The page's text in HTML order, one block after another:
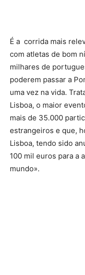
É a corrida mais
com atletas de bom
milhares de
poderem passar a
uma vez na vida.
Lisboa, o maior
mais de 35.000
estrangeiros e que,
Lisboa, tendo sido
100 mil euros para a
mundo».